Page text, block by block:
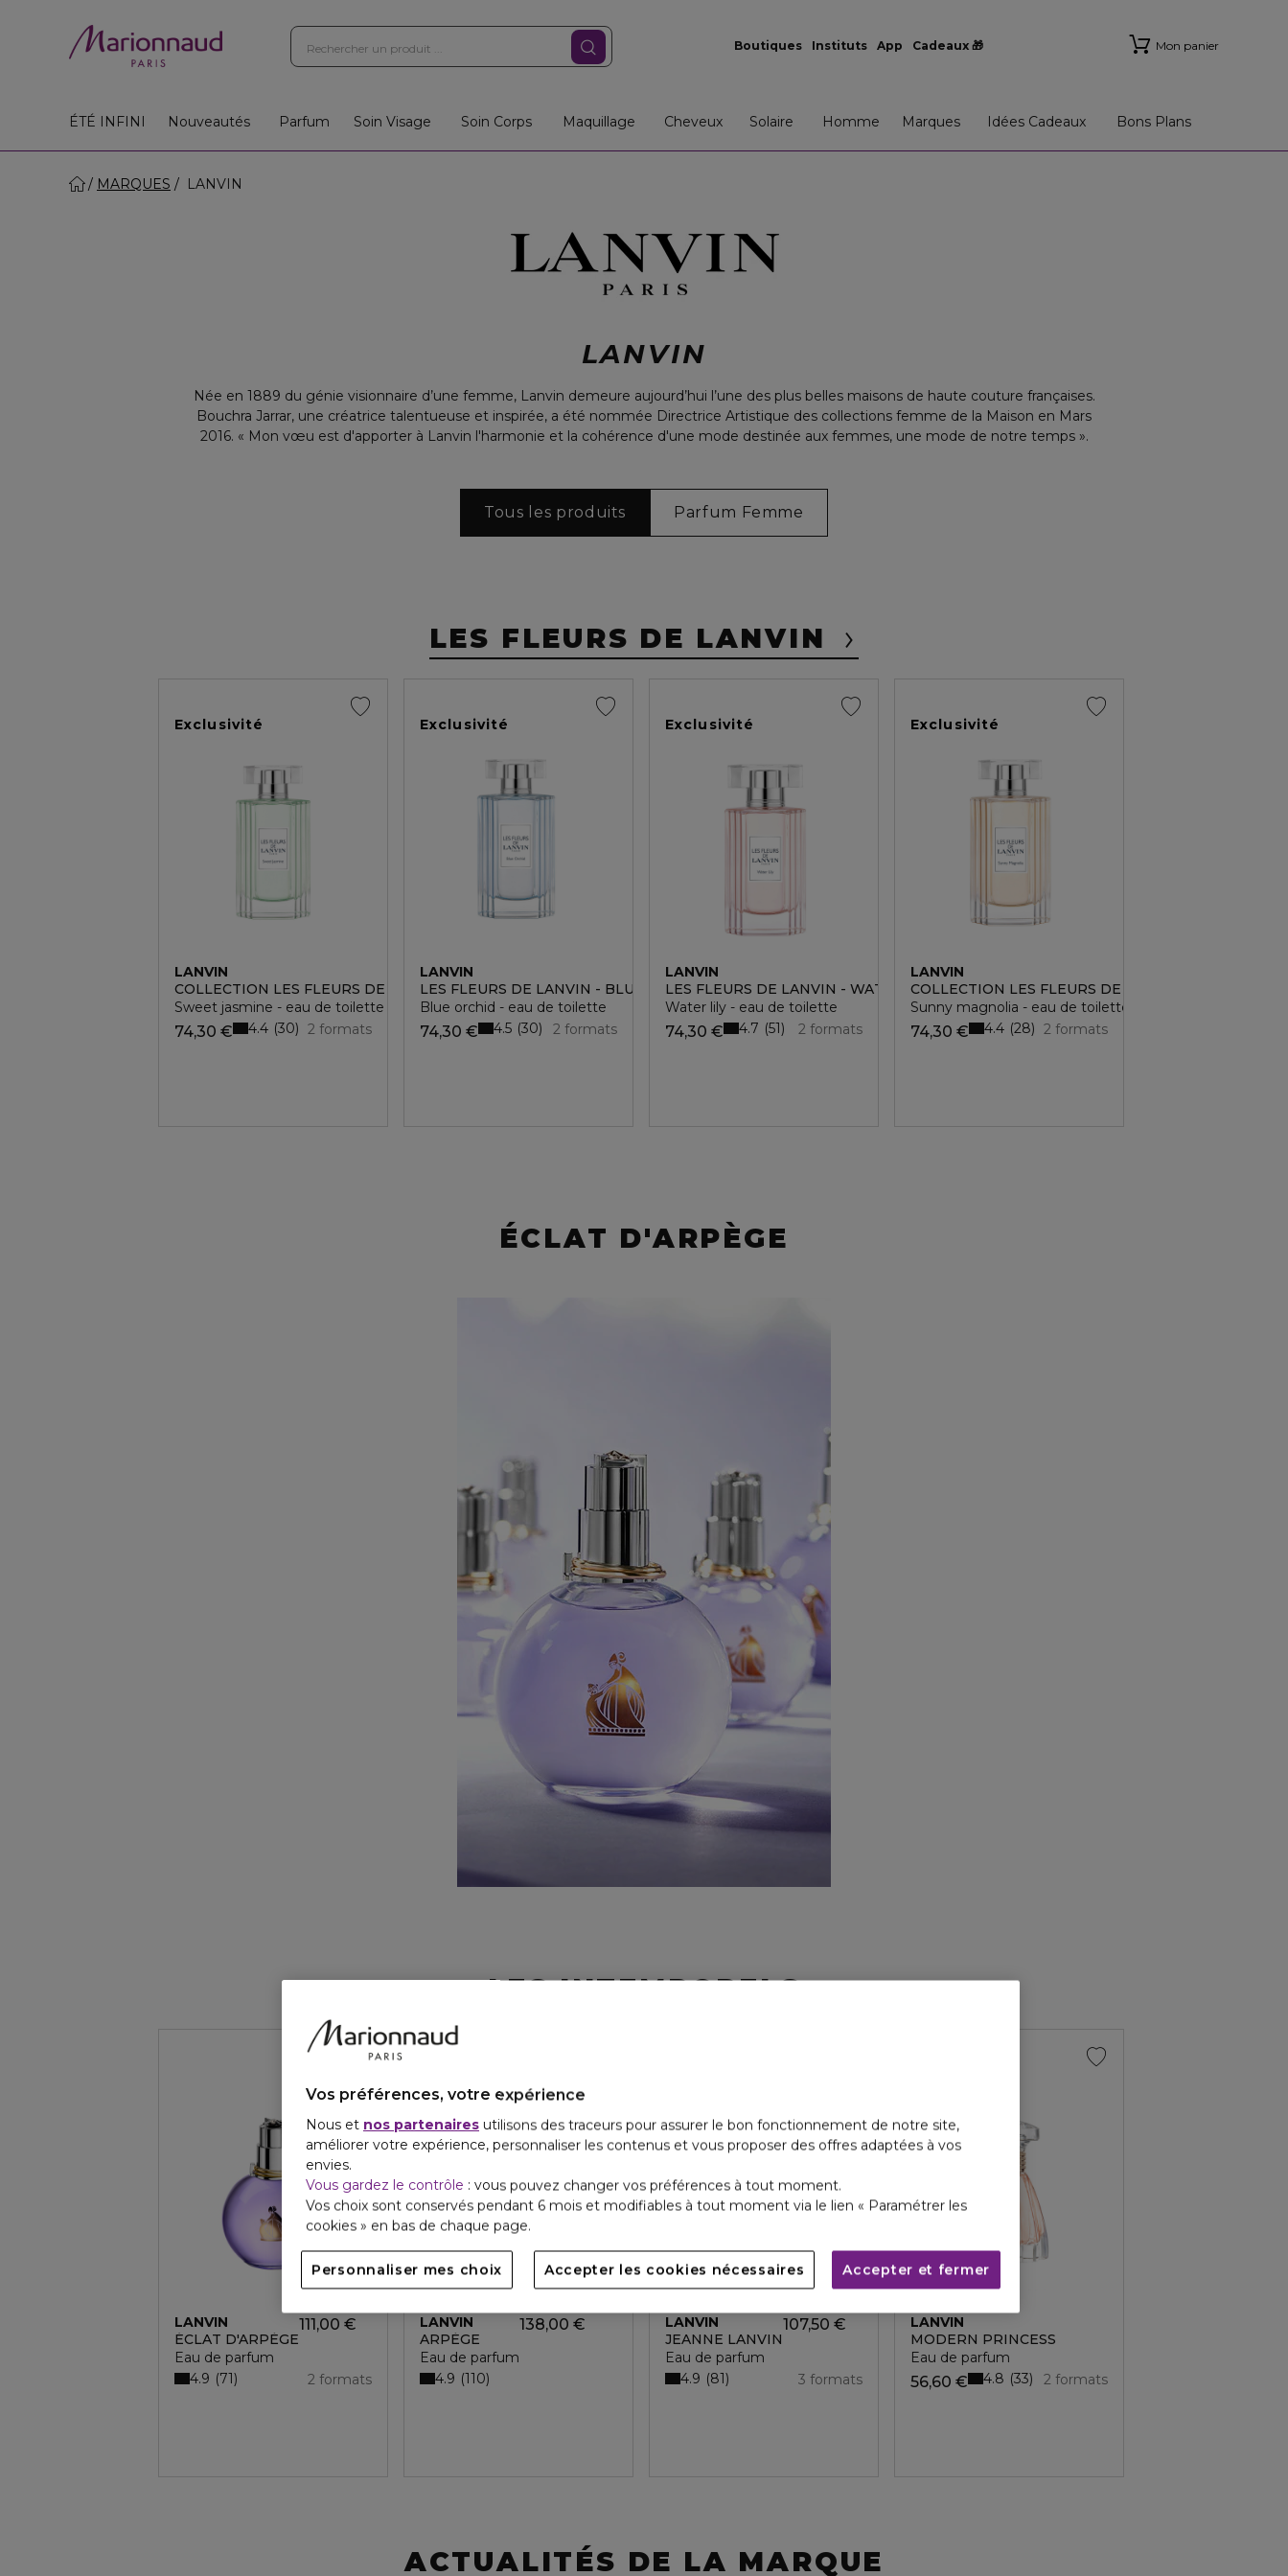
Boutiques Instituts App Cadeaux 🎁 Mon panier
ÉTÉ INFINI Nouveautés Parfum Soin Visage Soin Corps Maquillage Cheveux Solaire Homme Marques Idées Cadeaux Bons Plans
MARQUES LANVIN
LANVIN
Née en 1889 du génie visionnaire d’une femme, Lanvin demeure aujourd’hui l’une des plus belles maisons de haute couture françaises.
Bouchra Jarrar, une créatrice talentueuse et inspirée, a été nommée Directrice Artistique des collections femme de la Maison en Mars
2016. « Mon vœu est d'apporter à Lanvin l'harmonie et la cohérence d'une mode destinée aux femmes, une mode de notre temps ».
Tous les produits Parfum Femme
LES FLEURS DE LANVIN
Exclusivité
LANVIN
COLLECTION LES FLEURS DE LANVIN
Sweet jasmine - eau de toilette
74,30 € 2 formats
4.4 30
Exclusivité
LANVIN
LES FLEURS DE LANVIN - BLUE ORCHID
Blue orchid - eau de toilette
74,30 € 2 formats
4.5 30
Exclusivité
LANVIN
LES FLEURS DE LANVIN - WATER LILY
Water lily - eau de toilette
74,30 € 2 formats
4.7 51
Exclusivité
LANVIN
COLLECTION LES FLEURS DE LANVIN
Sunny magnolia - eau de toilette
74,30 € 2 formats
4.4 28
ÉCLAT D'ARPÈGE
LES INTEMPORELS
LANVIN
ÉCLAT D'ARPÈGE
Eau de parfum
111,00 €
2 formats
4.9 71
LANVIN
ARPÈGE
Eau de parfum
138,00 €
4.9 110
LANVIN
JEANNE LANVIN
Eau de parfum
107,50 €
3 formats
4.9 81
LANVIN
MODERN PRINCESS
Eau de parfum
56,60 € 2 formats
4.8 33
ACTUALITÉS DE LA MARQUE
Vos préférences, votre expérience
Nous et nos partenaires utilisons des traceurs pour assurer le bon fonctionnement de notre site,
améliorer votre expérience, personnaliser les contenus et vous proposer des offres adaptées à vos
envies.
Vous gardez le contrôle : vous pouvez changer vos préférences à tout moment.
Vos choix sont conservés pendant 6 mois et modifiables à tout moment via le lien « Paramétrer les
cookies » en bas de chaque page.
Personnaliser mes choix Accepter les cookies nécessaires Accepter et fermer